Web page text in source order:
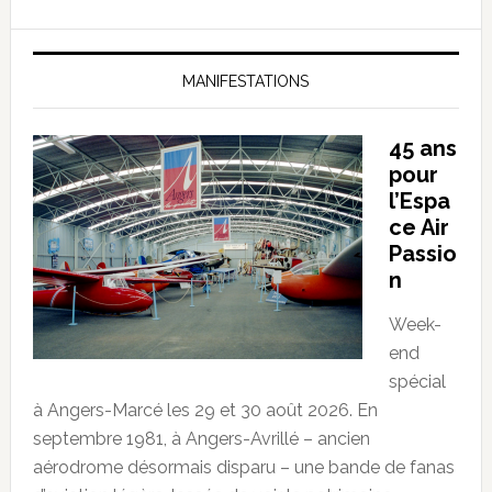
MANIFESTATIONS
45 ans
pour
l’Espa
ce Air
Passio
n
Week-
end
spécial
à Angers-Marcé les 29 et 30 août 2026. En
septembre 1981, à Angers-Avrillé – ancien
aérodrome désormais disparu – une bande de fanas